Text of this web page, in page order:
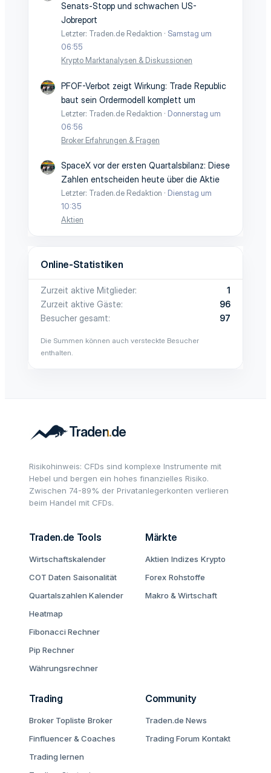
Senats-Stopp und schwachen US-
Jobreport
Letzter: Traden.de Redaktion
Samstag um
06:55
Krypto Marktanalysen & Diskussionen
PFOF-Verbot zeigt Wirkung: Trade Republic
baut sein Ordermodell komplett um
Letzter: Traden.de Redaktion
Donnerstag um
06:56
Broker Erfahrungen & Fragen
SpaceX vor der ersten Quartalsbilanz: Diese
Zahlen entscheiden heute über die Aktie
Letzter: Traden.de Redaktion
Dienstag um
10:35
Aktien
Online-Statistiken
Zurzeit aktive Mitglieder
1
Zurzeit aktive Gäste
96
Besucher gesamt
97
Die Summen können auch versteckte Besucher
enthalten.
Risikohinweis: CFDs sind komplexe Instrumente mit
Hebel und bergen ein hohes finanzielles Risiko.
Zwischen 74-89% der Privatanlegerkonten verlieren
beim Handel mit CFDs.
Traden.de Tools
Wirtschaftskalender
COT Daten Saisonalität
Quartalszahlen Kalender
Heatmap
Fibonacci Rechner
Pip Rechner
Währungsrechner
Märkte
Aktien Indizes Krypto
Forex Rohstoffe
Makro & Wirtschaft
Trading
Broker Topliste Broker
Finfluencer & Coaches
Trading lernen
Community
Traden.de News
Trading Forum Kontakt